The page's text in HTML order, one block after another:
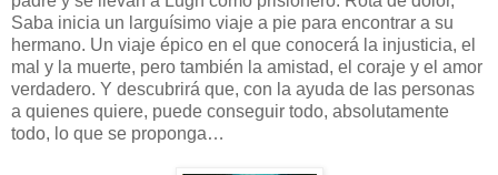
Saba inicia un larguísimo viaje a pie para encontrar a su
hermano. Un viaje épico en el que conocerá la injusticia, el
mal y la muerte, pero también la amistad, el coraje y el amor
verdadero. Y descubrirá que, con la ayuda de las personas
a quienes quiere, puede conseguir todo, absolutamente
todo, lo que se proponga…